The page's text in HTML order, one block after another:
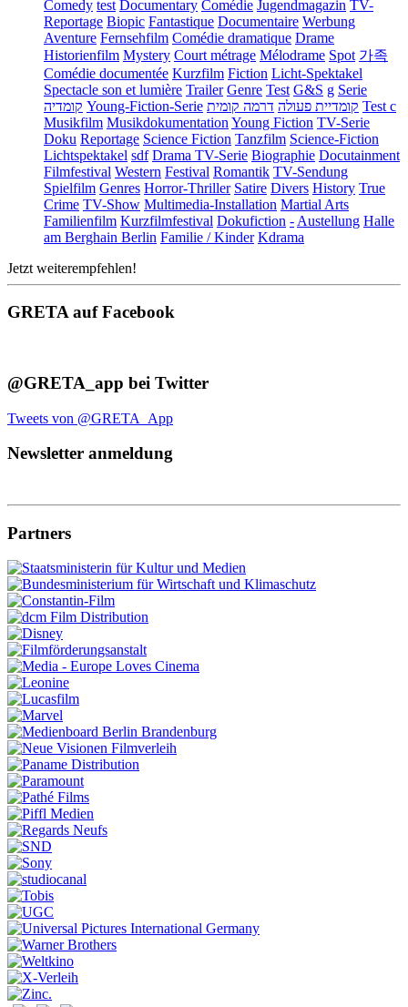
Comedy test Documentary Comédie Jugendmagazin TV-
Reportage Biopic Fantastique Documentaire Werbung
Aventure Fernsehfilm Comédie dramatique Drame
Historienfilm Mystery Court métrage Mélodrame Spot 가족
Comédie documentée Kurzfilm Fiction Licht-Spektakel
Spectacle son et lumière Trailer Genre Test G&S g Serie
קומדיה Young-Fiction-Serie קומדיית פעולה דרמה קומית
Test c
Musikfilm Musikdokumentation Young Fiction TV-Serie
Doku Reportage Science Fiction Tanzfilm Science-Fiction
Lichtspektakel sdf Drama TV-Serie Biographie Docutainment
Filmfestival Western Festival Romantik TV-Sendung
Spielfilm Genres Horror-Thriller Satire Divers History True
Crime TV-Show Multimedia-Installation Martial Arts
Familienfilm Kurzfilmfestival Dokufiction - Austellung Halle
am Berghain Berlin Familie / Kinder Kdrama
Jetzt weiterempfehlen!
GRETA auf Facebook
@GRETA_app bei Twitter
Tweets von @GRETA_App
Newsletter anmeldung
Partners